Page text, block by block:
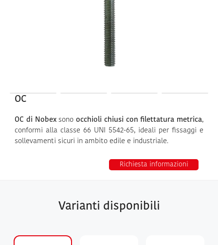
OC
OC di Nobexsono occhioli chiusi con filettatura metrica,
conformi alla classe 66 UNI 5542-65, ideali per fissaggi e
sollevamenti sicuri in ambito edile e industriale.
Richiesta informazioni
Varianti disponibili